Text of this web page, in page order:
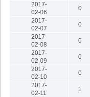
2017-
02-06
0
2017-
02-07
0
2017-
02-08
0
2017-
02-09
0
2017-
02-10
0
2017-
02-11
1